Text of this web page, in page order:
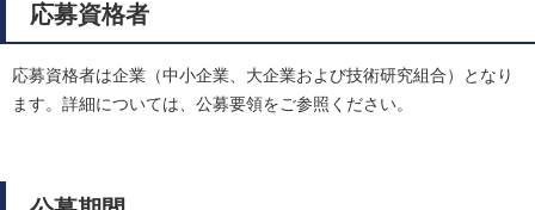
応募資格者
応募資格者は企業（中小企業、大企業および技術研究組合）となり
ます。詳細については、公募要領をご参照ください。